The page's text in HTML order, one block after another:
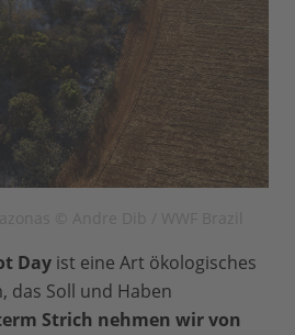
Day ist eine Art ökologisches
das Soll und Haben
Strich nehmen wir von